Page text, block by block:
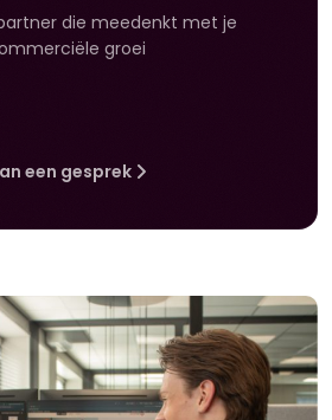
die meedenkt met je
groei
een gesprek